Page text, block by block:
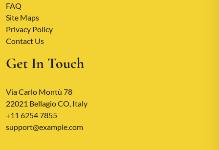
FAQ
Site Maps
Privacy Policy
Contact Us
Get In Touch
Via Carlo Montù 78
22021 Bellagio CO, Italy
+11 6254 7855
support@example.com